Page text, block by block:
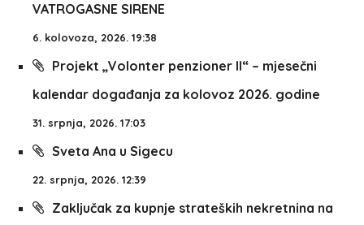
VATROGASNE SIRENE
6. kolovoza, 2026. 19:38
Projekt „Volonter penzioner II“ – mjesečni
kalendar događanja za kolovoz 2026. godine
31. srpnja, 2026. 17:03
Sveta Ana u Sigecu
22. srpnja, 2026. 12:39
Zaključak za kupnje strateških nekretnina na